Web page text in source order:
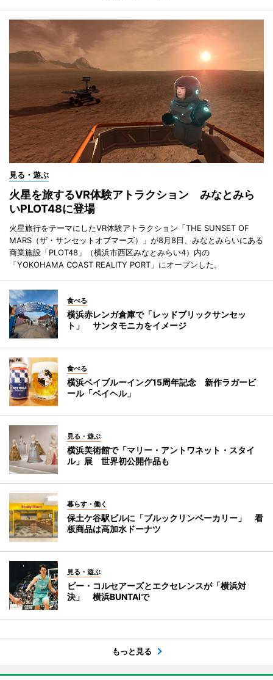
見る・遊ぶ
火星を旅するVR体験アトラクション みなとみら
いPLOT48に登場
火星旅行をテーマにしたVR体験アトラクション「THE SUNSET OF
MARS（ザ・サンセットオブマーズ）」が8月8日、みなとみらいにある
商業施設「PLOT48」（横浜市西区みなとみらい4）内の
「YOKOHAMA COAST REALITY PORT」にオープンした。
食べる
横浜赤レンガ倉庫で「レッドブリックサンセッ
ト」 サンタモニカをイメージ
食べる
横浜ベイブルーイング15周年記念 新作ラガービ
ール「ベイヘル」
見る・遊ぶ
横浜美術館で「マリー・アントワネット・スタイ
ル」展 世界初公開作品も
暮らす・働く
保土ケ谷駅ビルに「ブルックリンベーカリー」 看
板商品は高加水ドーナツ
見る・遊ぶ
ビー・コルセアーズとエクセレンスが「横浜対
決」 横浜BUNTAIで
もっと見る